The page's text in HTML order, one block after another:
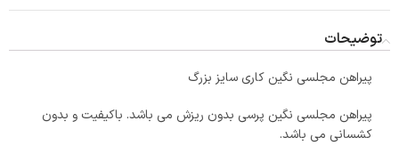
توضیحات
پیراهن مجلسی نگین کاری سایز بزرگ
پیراهن مجلسی نگین پرسی بدون ریزش می باشد. باکیفیت و بدون
کشسانی می باشد.